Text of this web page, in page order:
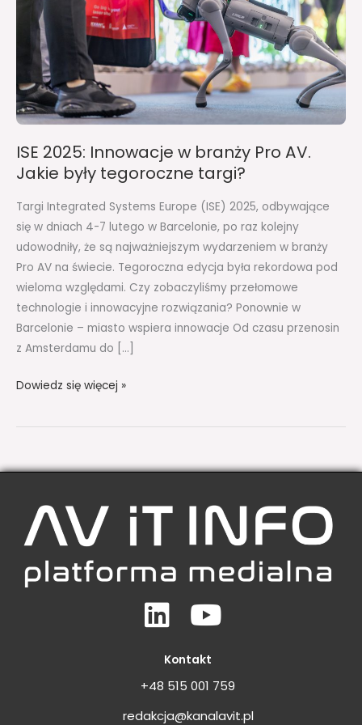
ISE 2025: Innowacje w branży Pro AV.
Jakie były tegoroczne targi?
Targi Integrated Systems Europe (ISE) 2025, odbywające
się w dniach 4-7 lutego w Barcelonie, po raz kolejny
udowodniły, że są najważniejszym wydarzeniem w branży
Pro AV na świecie. Tegoroczna edycja była rekordowa pod
wieloma względami. Czy zobaczyliśmy przełomowe
technologie i innowacyjne rozwiązania? Ponownie w
Barcelonie – miasto wspiera innowacje Od czasu przenosin
z Amsterdamu do […]
Jakie
tegoroczne
targi?
Dowiedz się więcej »
LinkedinYoutube
Kontakt
+48 515 001 759
redakcja@kanalavit.pl